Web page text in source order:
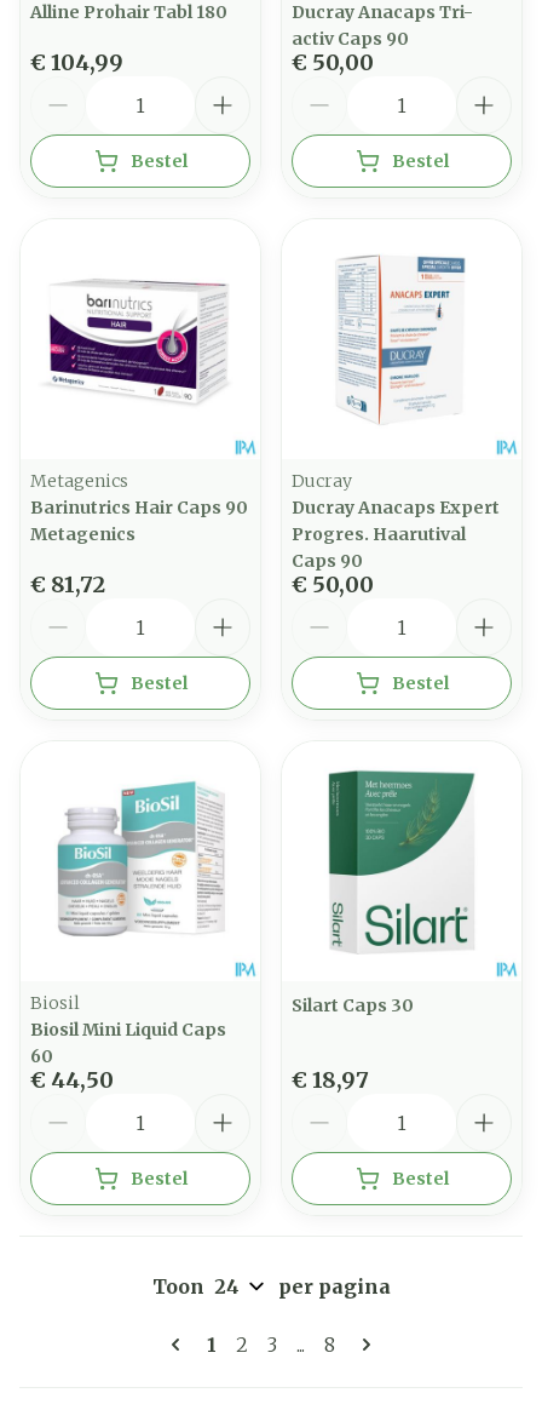
Alline Prohair Tabl 180
€ 104,99
Bestel
Ducray Anacaps Tri-
activ Caps 90
€ 50,00
Bestel
Metagenics
Barinutrics Hair Caps 90
Metagenics
€ 81,72
Bestel
Ducray
Ducray Anacaps Expert
Progres. Haarutival
Caps 90
€ 50,00
Bestel
Biosil
Biosil Mini Liquid Caps
60
€ 44,50
Bestel
Silart Caps 30
€ 18,97
Bestel
Pagina's
U lees momenteel pagina
1 Pagina
2 Pagina
3 ... Pagina
8
Toon per pagina